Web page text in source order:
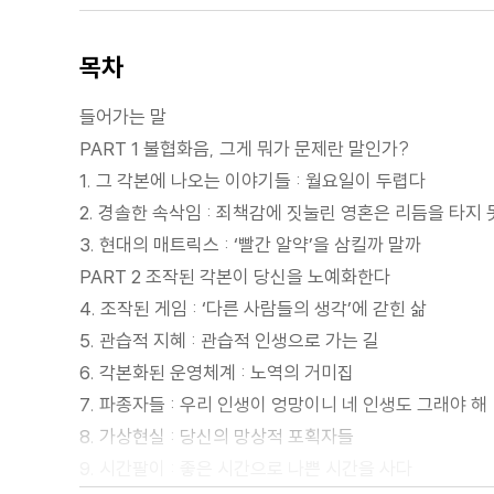
목차
들어가는 말
PART 1 불협화음, 그게 뭐가 문제란 말인가?
1. 그 각본에 나오는 이야기들 : 월요일이 두렵다
2. 경솔한 속삭임 : 죄책감에 짓눌린 영혼은 리듬을 타지
3. 현대의 매트릭스 : ‘빨간 알약’을 삼킬까 말까
PART 2 조작된 각본이 당신을 노예화한다
4. 조작된 게임 : ‘다른 사람들의 생각’에 갇힌 삶
5. 관습적 지혜 : 관습적 인생으로 가는 길
6. 각본화된 운영체계 : 노역의 거미집
7. 파종자들 : 우리 인생이 엉망이니 네 인생도 그래야 해
8. 가상현실 : 당신의 망상적 포획자들